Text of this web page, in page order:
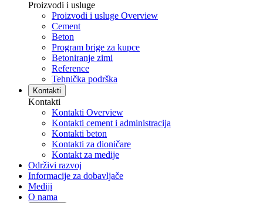
Proizvodi i usluge
Proizvodi i usluge Overview
Cement
Beton
Program brige za kupce
Betoniranje zimi
Reference
Tehnička podrška
Kontakti
Kontakti
Kontakti Overview
Kontakti cement i administracija
Kontakti beton
Kontakti za dioničare
Kontakt za medije
Održivi razvoj
Informacije za dobavljače
Mediji
O nama